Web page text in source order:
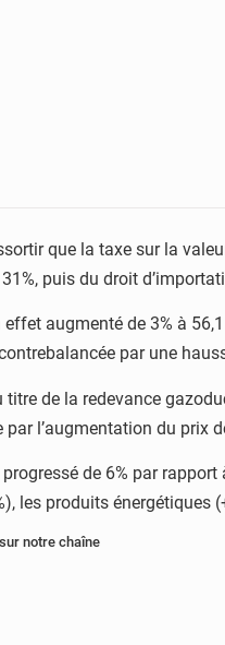
que la taxe sur la
puis du droit
effet augmenté de 3% à
par une
titre de la redevance
l’augmentation du prix
de 6% par
les produits énergétiques
notre chaîne